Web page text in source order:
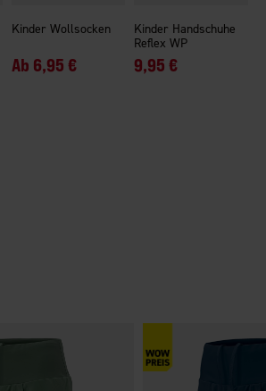
Kinder Wollsocken
Ab 6,95 €
Kinder Handschuhe
Reflex WP
9,95 €